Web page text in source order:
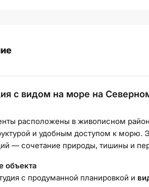
с видом на море на
расположены в живописном
и удобным доступом к морю.
— сочетание природы, тишины и
объекта
с продуманной планировкой и